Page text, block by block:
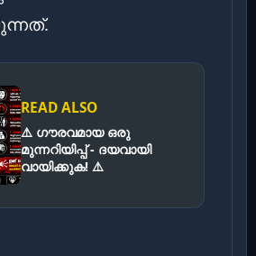
READ ALSO
⚠️ ഗൗരവമായ ഒരു
മുന്നറിയിപ്പ് - ദയവായി
വായിക്കുക! ⚠️